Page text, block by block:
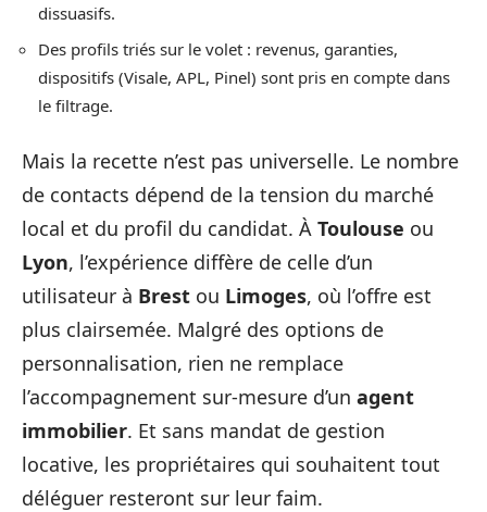
dissuasifs.
Des profils triés sur le volet : revenus, garanties,
dispositifs (Visale, APL, Pinel) sont pris en compte dans
le filtrage.
Mais la recette n’est pas universelle. Le nombre
de contacts dépend de la tension du marché
local et du profil du candidat. À Toulouse ou
Lyon, l’expérience diffère de celle d’un
utilisateur à Brest ou Limoges, où l’offre est
plus clairsemée. Malgré des options de
personnalisation, rien ne remplace
l’accompagnement sur-mesure d’un agent
immobilier. Et sans mandat de gestion
locative, les propriétaires qui souhaitent tout
déléguer resteront sur leur faim.